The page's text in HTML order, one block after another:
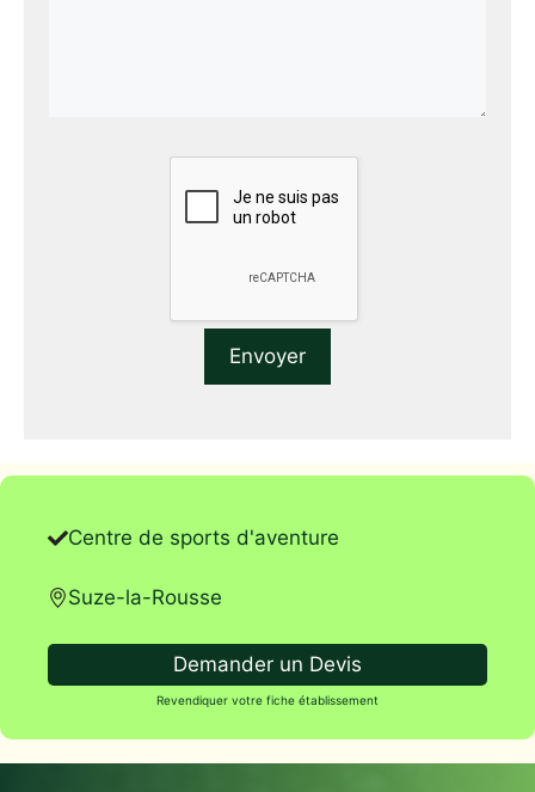
Centre de sports d'aventure
Suze-la-Rousse
Demander un Devis
Revendiquer votre fiche établissement